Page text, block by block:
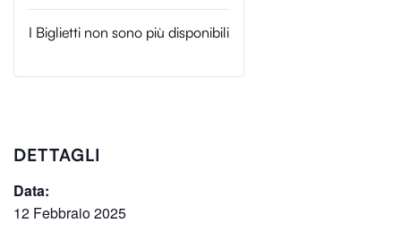
DETTAGLI
Data:
12 Febbraio 2025
I Biglietti non sono più disponibili